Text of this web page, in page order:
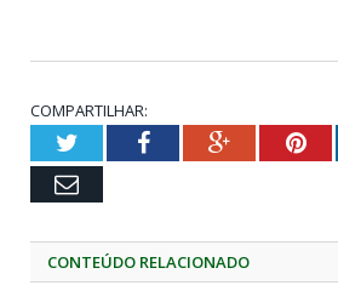
COMPARTILHAR:
TwitterFacebookGoogle+
Email
CONTEÚDO RELACIONADO